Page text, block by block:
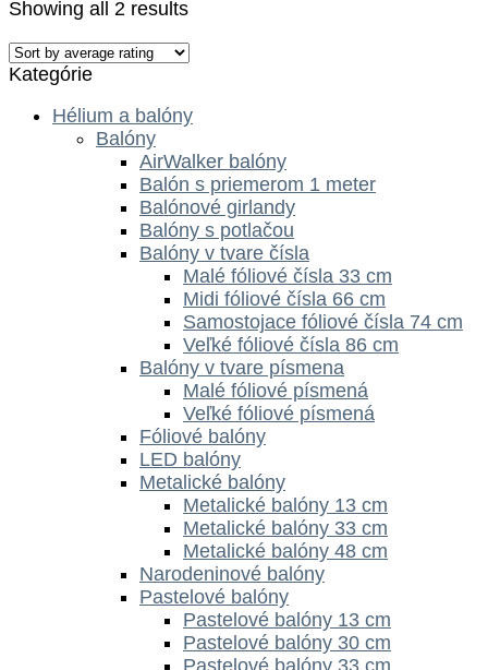
Showing all 2 results
Kategórie
Hélium a balóny
Balóny
AirWalker balóny
Balón s priemerom 1 meter
Balónové girlandy
Balóny s potlačou
Balóny v tvare čísla
Malé fóliové čísla 33 cm
Midi fóliové čísla 66 cm
Samostojace fóliové čísla 74 cm
Veľké fóliové čísla 86 cm
Balóny v tvare písmena
Malé fóliové písmená
Veľké fóliové písmená
Fóliové balóny
LED balóny
Metalické balóny
Metalické balóny 13 cm
Metalické balóny 33 cm
Metalické balóny 48 cm
Narodeninové balóny
Pastelové balóny
Pastelové balóny 13 cm
Pastelové balóny 30 cm